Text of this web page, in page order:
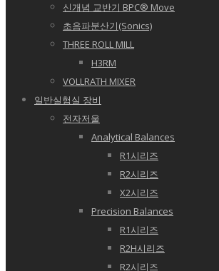
신개념 교반기 BPC® Move
초음파분산기(Sonics)
THREE ROLL MILL
H3RM
VOLLRATH MIXER
일반실험실 장비
전자저울
Analytical Balances
R1시리즈
R2시리즈
X2시리즈
Precision Balances
R1시리즈
R2H시리즈
R2시리즈